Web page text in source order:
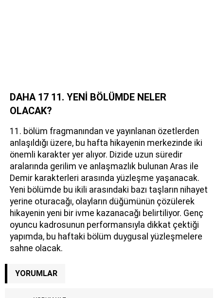
DAHA 17 11. YENİ BÖLÜMDE NELER
OLACAK?
11. bölüm fragmanından ve yayınlanan özetlerden
anlaşıldığı üzere, bu hafta hikayenin merkezinde iki
önemli karakter yer alıyor. Dizide uzun süredir
aralarında gerilim ve anlaşmazlık bulunan Aras ile
Demir karakterleri arasında yüzleşme yaşanacak.
Yeni bölümde bu ikili arasındaki bazı taşların nihayet
yerine oturacağı, olayların düğümünün çözülerek
hikayenin yeni bir ivme kazanacağı belirtiliyor. Genç
oyuncu kadrosunun performansıyla dikkat çektiği
yapımda, bu haftaki bölüm duygusal yüzleşmelere
sahne olacak.
YORUMLAR